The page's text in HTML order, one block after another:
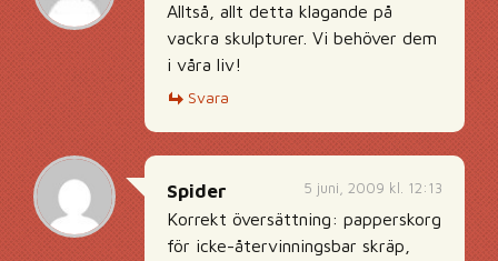
Alltså, allt detta klagande på
vackra skulpturer. Vi behöver dem
i våra liv!
Svara
5 juni, 2009 kl. 12:13
Spider
Korrekt översättning: papperskorg
för icke-återvinningsbar skräp,